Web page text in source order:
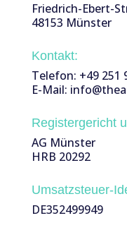
Friedrich-Ebert-
48153 Münster
Kontakt:
Telefon: +49 251
E-Mail:
Registergericht
AG Münster
HRB 20292
Umsatzsteuer-
DE352499949